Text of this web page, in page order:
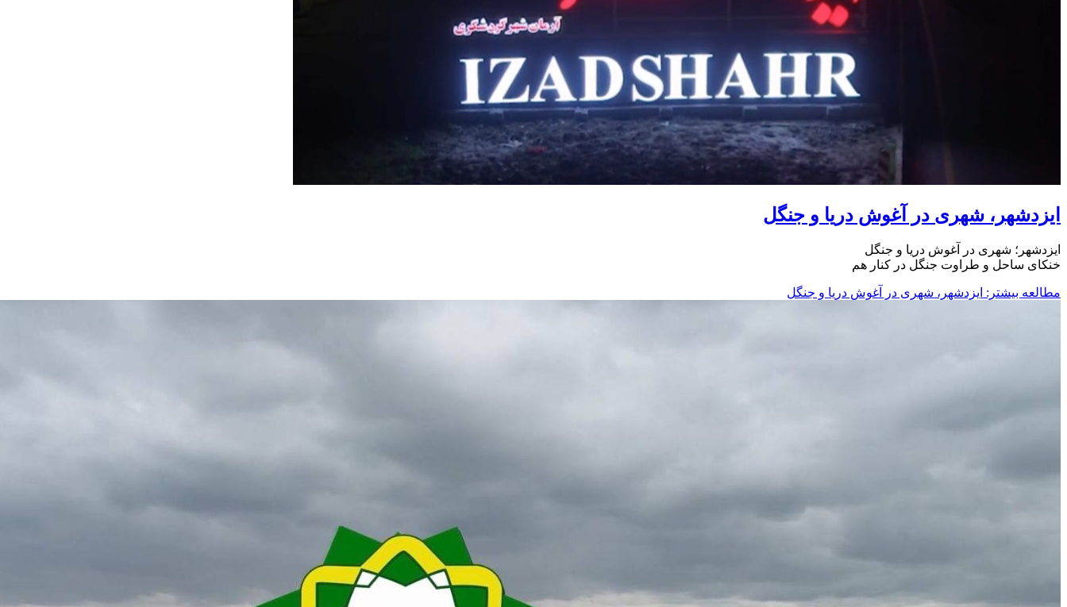
ایزدشهر، شهری در آغوش دریا و جنگل
ایزدشهر؛ شهری در آغوش دریا و جنگل
خنکای ساحل و طراوت جنگل در کنار هم
مطالعه بیشتر: ایزدشهر، شهری در آغوش دریا و جنگل